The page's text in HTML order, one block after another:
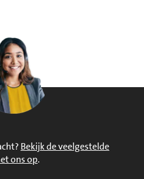
Bekijk de veelgestelde
ons op.